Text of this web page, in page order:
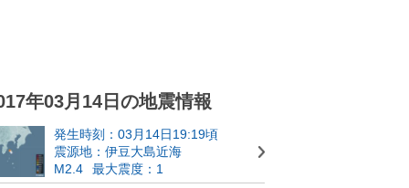
年03月14日の地震情報
発生時刻：03月14日19:19頃
震源地：伊豆大島近海
M2.4
最大震度：1